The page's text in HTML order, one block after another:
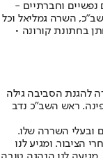
וחברתיים -
השרה גמליאל וכל
בחתונת קורונה •
להגנת הסביבה גילה
ראש השב"כ נדב
ובעלי השררה שלו.
הציבור. ומגיע לנו